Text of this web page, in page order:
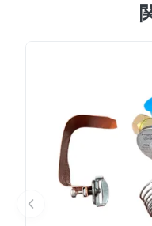
(≤22m3)。コンパクト